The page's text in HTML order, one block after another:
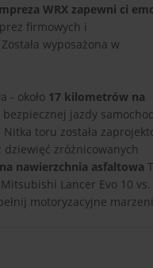
WRX zapewni ci
firmowych i
wyposażona w
- około 17 kilometrów na
jazdy
Nitka toru została
zróżnicowanych
nawierzchnia asfaltowa
Lancer Evo 10 vs.
motoryzacyjne